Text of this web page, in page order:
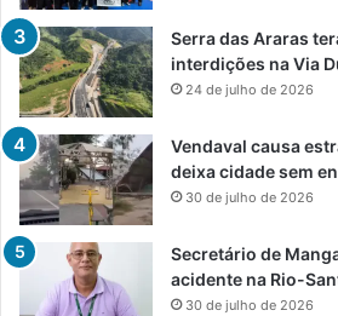
Serra das Araras
interdições na Via
24 de julho de 2026
Vendaval causa
deixa cidade sem
30 de julho de 2026
Secretário de
acidente na Rio-
30 de julho de 2026